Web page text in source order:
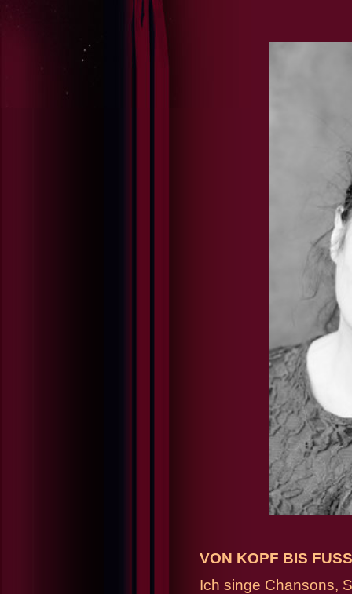
GABRIELE KENTRUP
VON KOPF BIS
Ich singe Chansons,